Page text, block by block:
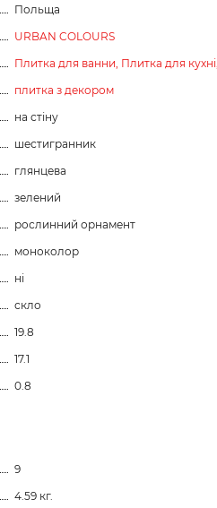
Польща
URBAN COLOURS
Плитка для ванни, Плитка для кухні,
плитка з декором
на стіну
шестигранник
глянцева
зелений
рослинний орнамент
моноколор
ні
скло
19.8
17.1
0.8
9
4.59 кг.